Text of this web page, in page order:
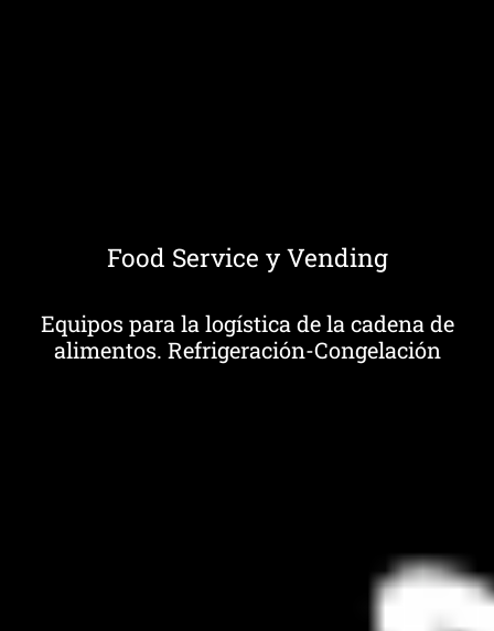
Food Service y Vending
Equipos para la logística de la cadena de
alimentos. Refrigeración-Congelación